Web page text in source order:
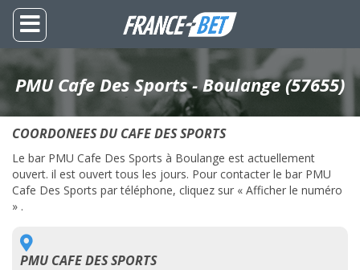
PMU Cafe Des Sports - Boulange (57655)
COORDONEES DU CAFE DES SPORTS
Le bar PMU Cafe Des Sports à Boulange est actuellement
ouvert. il est ouvert tous les jours. Pour contacter le bar PMU
Cafe Des Sports par téléphone, cliquez sur « Afficher le numéro
» .
PMU CAFE DES SPORTS